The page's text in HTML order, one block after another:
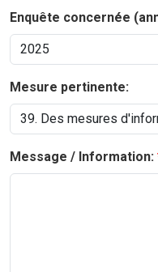
Enquête concernée
Mesure pertinente:
Message / Information: